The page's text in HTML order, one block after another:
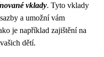
vklady. Tyto vklady
a umožní vám
je například zajištění na
dětí.